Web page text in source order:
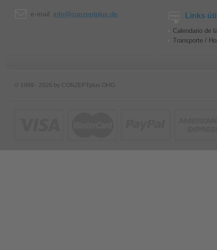
e-mail: info@conzeptplus.de Links
Calendario de
Transporte /
© 1999 - 2026 by CONZEPTplus OHG